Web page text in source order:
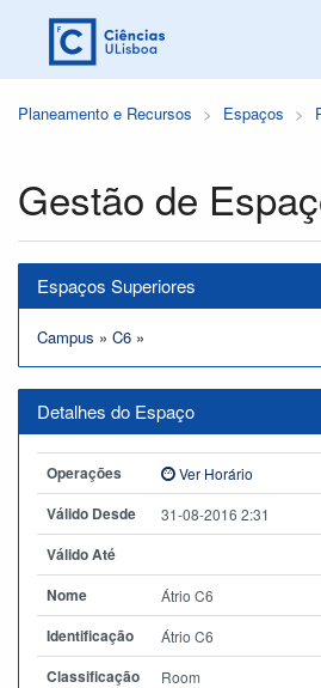
Planeamento e Recursos Espaços
Gestão de
Espaços Superiores
Campus » C6 »
Detalhes do Espaço
Operações Ver Horário
Válido Desde 31-08-2016 2:31
Válido Até
Nome
Átrio C6
Identificação Átrio C6
Classificação Room